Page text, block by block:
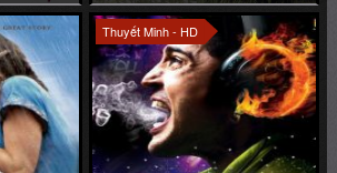
Thuyết Minh - HD